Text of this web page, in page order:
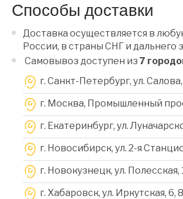
Способы доставки
Доставка осуществляется в
России, в страны СНГ и дальнего
Самовывоз доступен из 7
г. Санкт-Петербург, ул.
г. Москва, Промышленный
г. Екатеринбург, ул.
г. Новосибирск, ул. 2-я
г. Новокузнецк, ул. Полесская,
г. Хабаровск, ул. Иркутская, 6,